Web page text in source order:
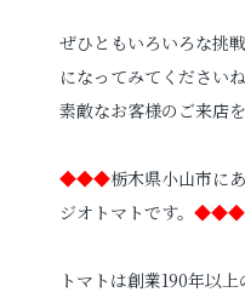
ぜひともいろいろな挑
になってみてくださいね
素敵なお客様のご来店
◆◆◆栃木県小山市に
ジオトマトです。◆◆◆
トマトは創業190年以